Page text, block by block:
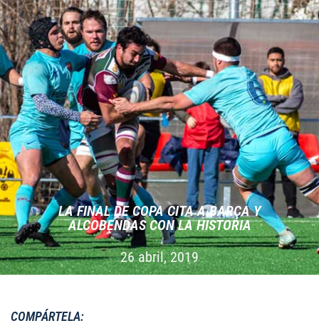
LA FINAL DE COPA CITA A BARÇA Y
ALCOBENDAS CON LA HISTORIA
26 abril, 2019
COMPÁRTELA: